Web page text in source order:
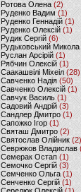
Ротова Олена(2)
Руденко Вадим (1)
Руденко Геннадій (1)
Руденко Олексій(1)
Рудик Сергій(6)
Рудьковський Микола
Руслан Арсірій(1)
Рябчин Олексій (1)
Саакашвілі Міхеіл(28)
Савченко Надія (50)
Савченко Олексій(1)
Савчук Василь (1)
Садовий Андрій (3)
Сандлер Дмитро(1)
Сапожко Ігор(1)
Святаш Дмитро (2)
Святослав Олійник (2)
Севрюков Владислав
Семерак Остап (1)
Семочко Сергій (3)
Семченко Ольга (1)
Сенченко Сергій(1)